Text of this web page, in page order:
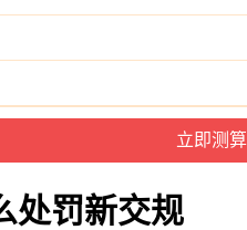
处罚新交规